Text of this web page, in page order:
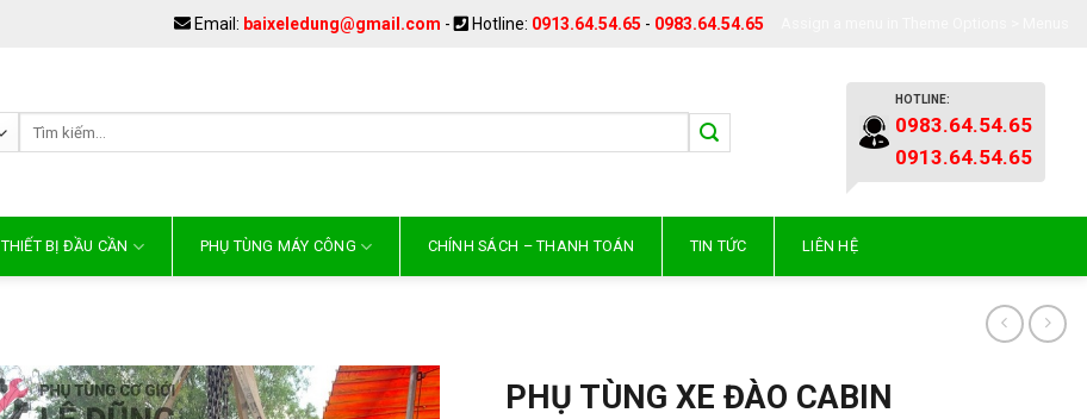
Email: baixeledung@gmail.com - Hotline: 0913.64.54.65 - 0983.64.54.65
HOTLINE:
0983.64.54.65
0913.64.54.65
THIẾT BỊ ĐẦU CẦN PHỤ TÙNG MÁY CÔNG CHÍNH SÁCH – THANH TOÁN TIN TỨC LIÊN HỆ
PHỤ TÙNG XE ĐÀO CABIN